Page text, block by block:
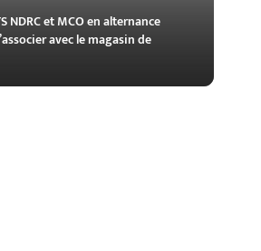
NDRC et MCO en alternance
avec le magasin de